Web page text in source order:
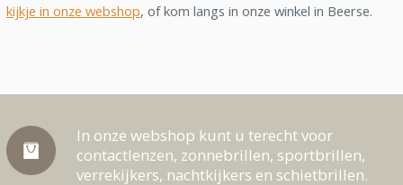
kijkje in onze webshop, of kom langs in onze winkel in Beerse.
In onze webshop kunt u terecht voor
contactlenzen, zonnebrillen, sportbrillen,
verrekijkers, nachtkijkers en schietbrillen.